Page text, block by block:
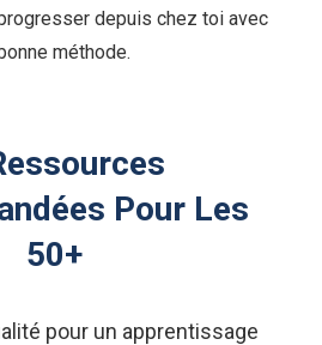
depuis chez toi avec
méthode.
Pour Les
50+
pour un apprentissage